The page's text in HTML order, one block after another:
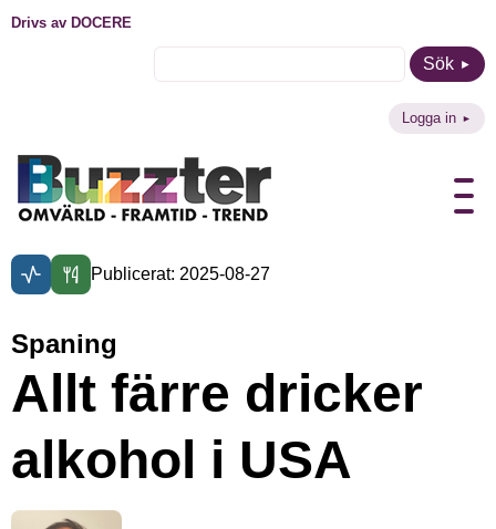
Drivs av DOCERE
Sök
Logga in
Publicerat: 2025-08-27
Spaning
Allt färre dricker
alkohol i USA